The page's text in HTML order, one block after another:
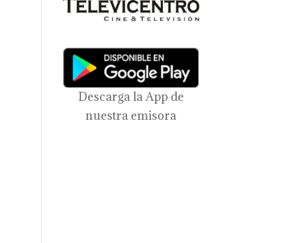
Descarga la App de
nuestra emisora